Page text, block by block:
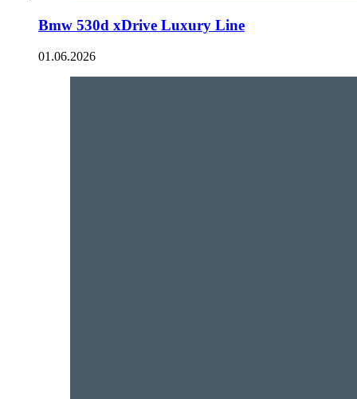
Bmw 530d xDrive Luxury Line
01.06.2026